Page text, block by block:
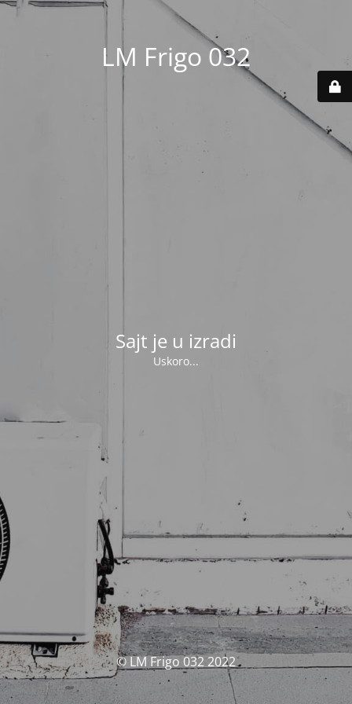
LM Frigo 032
Sajt je u izradi
Uskoro...
© LM Frigo 032 2022